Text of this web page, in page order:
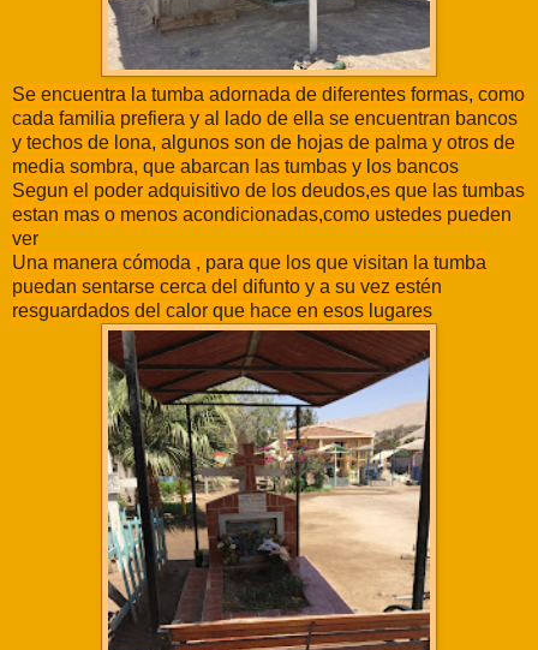
Se encuentra la tumba adornada de diferentes formas, como
cada familia prefiera y al lado de ella se encuentran bancos
y techos de lona, algunos son de hojas de palma y otros de
media sombra, que abarcan las tumbas y los bancos
Segun el poder adquisitivo de los deudos,es que las tumbas
estan mas o menos acondicionadas,como ustedes pueden
ver
Una manera cómoda , para que los que visitan la tumba
puedan sentarse cerca del difunto y a su vez estén
resguardados del calor que hace en esos lugares